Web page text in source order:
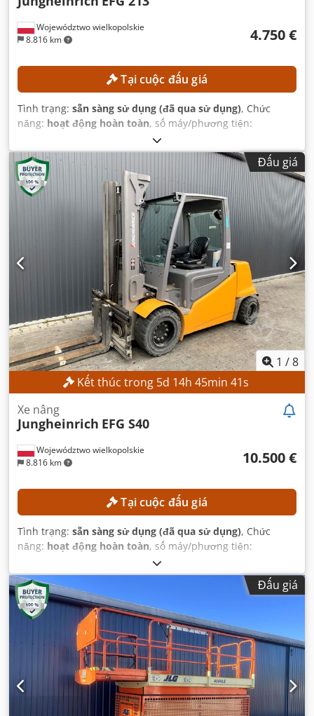
Województwo wielkopolskie
8.816 km
4.750 €
Tại cuộc đấu giá
Tình trạng: sẵn sàng sử dụng (đã qua sử dụng), Chức
năng: hoạt động hoàn toàn, số máy/phương tiện:
2021
chiều cao nâng:4.700 mm, nâng tự do:1.535 mm, loại cột:
triplex , chiều cao xây dựng: , Thiết bị:dịch
chuyển bên
Đấu giá
1 /8
Kết thúc trong 5d 14h 45min 40s
Województwo wielkopolskie
8.816 km
Xe nâng
Jungheinrich EFG S40
10.500 €
Tại cuộc đấu giá
Tình trạng: sẵn sàng sử dụng (đã qua sử dụng), Chức
năng: hoạt động hoàn toàn, số máy/phương tiện:
2017
chiều cao nâng:3.540 mm, loại cột:duplex, chiều cao xây
dựng: 2.520 mm Đấu giá